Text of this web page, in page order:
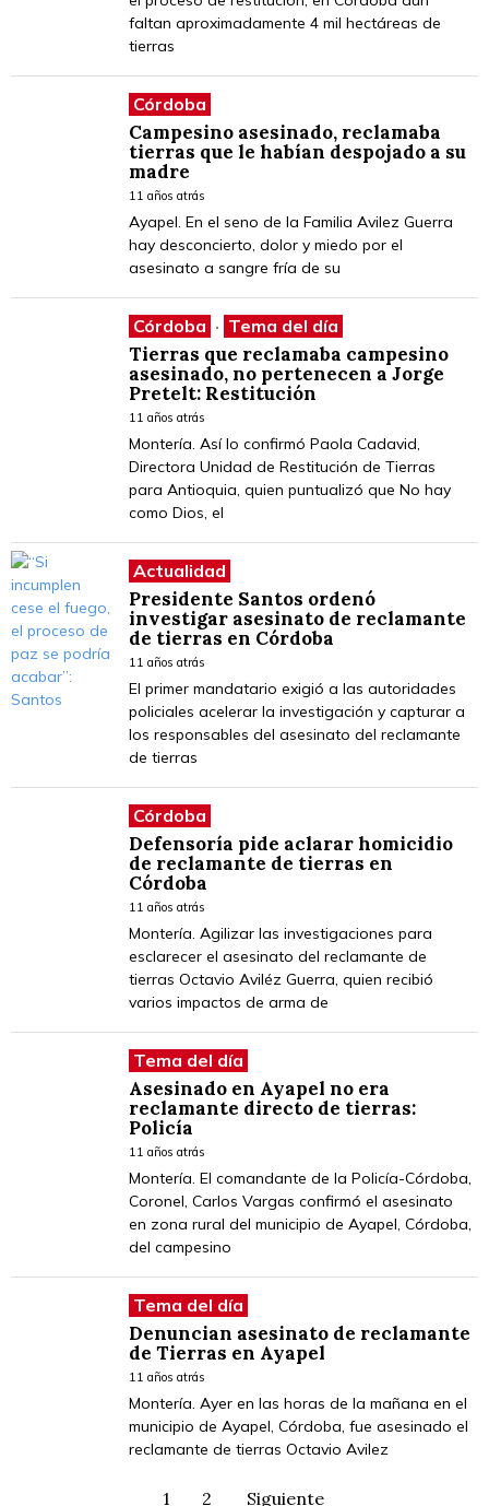
faltan aproximadamente 4 mil hectáreas de
tierras
Córdoba
Campesino asesinado, reclamaba
tierras que le habían despojado a su
madre
11 años atrás
Ayapel. En el seno de la Familia Avilez Guerra
hay desconcierto, dolor y miedo por el
asesinato a sangre fría de su
Córdoba · Tema del día
Tierras que reclamaba campesino
asesinado, no pertenecen a Jorge
Pretelt: Restitución
11 años atrás
Montería. Así lo confirmó Paola Cadavid,
Directora Unidad de Restitución de Tierras
para Antioquia, quien puntualizó que No hay
como Dios, el
Actualidad
Presidente Santos ordenó
investigar asesinato de reclamante
de tierras en Córdoba
11 años atrás
El primer mandatario exigió a las autoridades
policiales acelerar la investigación y capturar a
los responsables del asesinato del reclamante
de tierras
Córdoba
Defensoría pide aclarar homicidio
de reclamante de tierras en
Córdoba
11 años atrás
Montería. Agilizar las investigaciones para
esclarecer el asesinato del reclamante de
tierras Octavio Aviléz Guerra, quien recibió
varios impactos de arma de
Tema del día
Asesinado en Ayapel no era
reclamante directo de tierras:
Policía
11 años atrás
Montería. El comandante de la Policía-Córdoba,
Coronel, Carlos Vargas confirmó el asesinato
en zona rural del municipio de Ayapel, Córdoba,
del campesino
Tema del día
Denuncian asesinato de reclamante
de Tierras en Ayapel
11 años atrás
Montería. Ayer en las horas de la mañana en el
municipio de Ayapel, Córdoba, fue asesinado el
reclamante de tierras Octavio Avilez
1 2 Siguiente